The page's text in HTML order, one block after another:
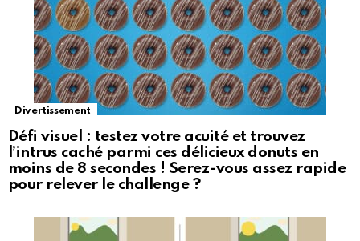
Divertissement
Défi visuel : testez votre acuité et trouvez
l’intrus caché parmi ces délicieux donuts en
moins de 8 secondes ! Serez-vous assez rapide
pour relever le challenge ?